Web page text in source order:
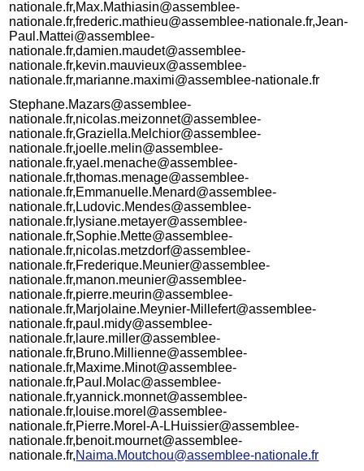
nationale.fr,Max.Mathiasin@assemblee-
nationale.fr,frederic.mathieu@assemblee-nationale.fr,Jean-
Paul.Mattei@assemblee-
nationale.fr,damien.maudet@assemblee-
nationale.fr,kevin.mauvieux@assemblee-
nationale.fr,marianne.maximi@assemblee-nationale.fr
Stephane.Mazars@assemblee-
nationale.fr,nicolas.meizonnet@assemblee-
nationale.fr,Graziella.Melchior@assemblee-
nationale.fr,joelle.melin@assemblee-
nationale.fr,yael.menache@assemblee-
nationale.fr,thomas.menage@assemblee-
nationale.fr,Emmanuelle.Menard@assemblee-
nationale.fr,Ludovic.Mendes@assemblee-
nationale.fr,lysiane.metayer@assemblee-
nationale.fr,Sophie.Mette@assemblee-
nationale.fr,nicolas.metzdorf@assemblee-
nationale.fr,Frederique.Meunier@assemblee-
nationale.fr,manon.meunier@assemblee-
nationale.fr,pierre.meurin@assemblee-
nationale.fr,Marjolaine.Meynier-Millefert@assemblee-
nationale.fr,paul.midy@assemblee-
nationale.fr,laure.miller@assemblee-
nationale.fr,Bruno.Millienne@assemblee-
nationale.fr,Maxime.Minot@assemblee-
nationale.fr,Paul.Molac@assemblee-
nationale.fr,yannick.monnet@assemblee-
nationale.fr,louise.morel@assemblee-
nationale.fr,Pierre.Morel-A-LHuissier@assemblee-
nationale.fr,benoit.mournet@assemblee-
nationale.fr,Naima.Moutchou@assemblee-nationale.fr